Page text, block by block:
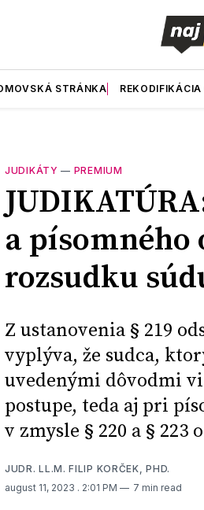
STRÁNKA REKODIFIKÁCIA
JUDIKÁTY — PREMIUM
a písomného
rozsudku
Z ustanovenia § 219
vyplýva, že sudca,
uvedenými dôvodmi
postupe, teda aj pri
v zmysle § 220 a § 223
JUDR. LL.M. FILIP KORČEK, PHD.
august 11, 2023 . 2:01 PM 7 min read